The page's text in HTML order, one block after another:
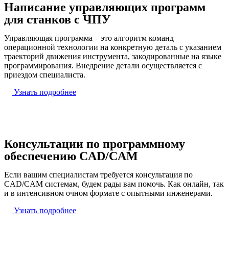
Написание управляющих программ
для станков с ЧПУ
Управляющая программа – это алгоритм команд
операционной технологии на конкретную деталь с указанием
траекторий движения инструмента, закодированные на языке
программирования. Внедрение детали осуществляется с
приездом специалиста.
Узнать подробнее
Консультации по программному
обеспечению CAD/CAM
Если вашим специалистам требуется консультация по
CAD/CAM системам, будем рады вам помочь. Как онлайн, так
и в интенсивном очном формате с опытными инженерами.
Узнать подробнее